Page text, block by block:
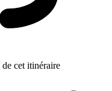
de cet itinéraire